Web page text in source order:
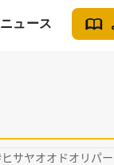
ニュース
サヤオオドオリパー